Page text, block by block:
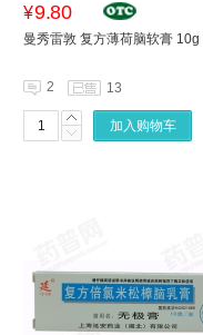
¥9.80
曼秀雷敦 复方薄荷脑软膏 10g
2 13
加入购物车